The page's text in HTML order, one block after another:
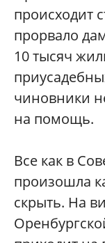
происходит
прорвало
10 тысяч
чиновники
на помощь.
Все как в
произошла
скрыть. На